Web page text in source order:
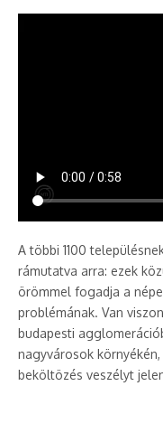
A többi 1100
rámutatva arra: ezek
örömmel fogadja a
problémának. Van
budapesti
nagyvárosok
beköltözés veszélyt